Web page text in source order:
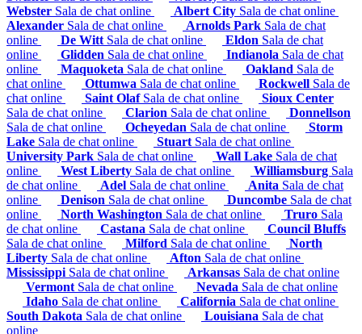
Webster Sala de chat online Albert City Sala de chat online
Alexander Sala de chat online Arnolds Park Sala de chat
online
De Witt Sala de chat online Eldon Sala de chat
online
Glidden Sala de chat online Indianola Sala de chat
online
Maquoketa Sala de chat online Oakland Sala de
chat online
Ottumwa Sala de chat online Rockwell Sala de
chat online
Saint Olaf Sala de chat online
Sioux Center
Sala de chat online
Clarion Sala de chat online
Donnellson
Sala de chat online
Ocheyedan Sala de chat online
Storm
Lake Sala de chat online Stuart Sala de chat online
University Park Sala de chat online Wall Lake Sala de chat
online
West Liberty Sala de chat online Williamsburg Sala
de chat online
Adel Sala de chat online Anita Sala de chat
online
Denison Sala de chat online Duncombe Sala de chat
online
North Washington Sala de chat online Truro Sala
de chat online
Castana Sala de chat online
Council Bluffs
Sala de chat online
Milford Sala de chat online
North
Liberty Sala de chat online Afton Sala de chat online
Mississippi Sala de chat online Arkansas Sala de chat online
Vermont Sala de chat online Nevada Sala de chat online
Idaho Sala de chat online California Sala de chat online
South Dakota Sala de chat online Louisiana Sala de chat
online